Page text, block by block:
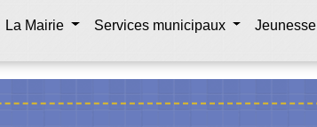
La Mairie Services municipaux Jeunesse